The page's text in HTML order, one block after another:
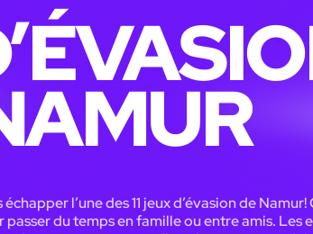
l’une des 11 jeux d’évasion de Namur!
passer du temps en famille ou entre amis. Les